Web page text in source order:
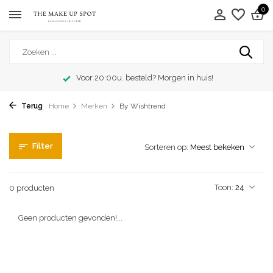
0
Voor 20:00u. besteld? Morgen in huis!
Terug Home Merken By Wishtrend
Filter
0 producten Toon:
Sorteren op:
Geen producten gevonden!...